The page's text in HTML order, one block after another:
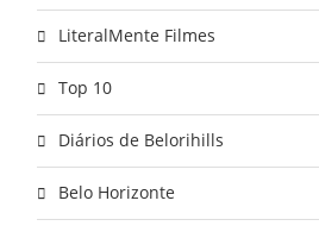
LiteralMente Filmes
Top 10
Diários de Belorihills
Belo Horizonte